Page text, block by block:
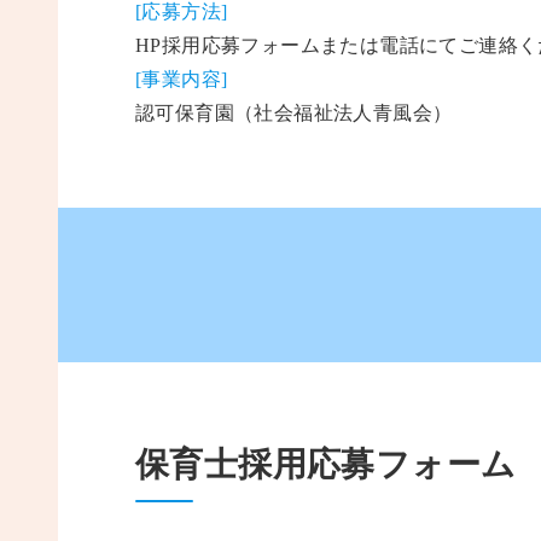
[応募方法]
HP採用応募フォームまたは電話にてご連絡
[事業内容]
認可保育園（社会福祉法人青風会）
保育士採用応募フォーム